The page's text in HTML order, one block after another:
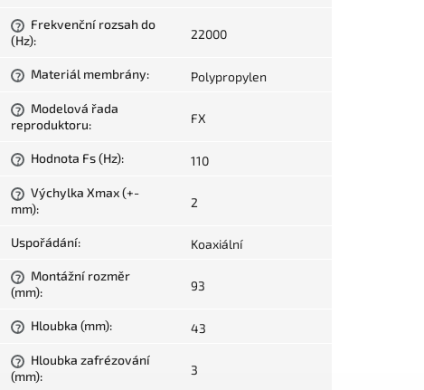
?
Frekvenční rozsah do
(Hz): 22000
? Materiál membrány: Polypropylen
?
Modelová řada
reproduktoru: FX
? Hodnota Fs (Hz): 110
?
Výchylka Xmax (+-
mm): 2
Uspořádání: Koaxiální
?
Montážní rozměr
(mm): 93
? Hloubka (mm): 43
?
Hloubka zafrézování
(mm): 3